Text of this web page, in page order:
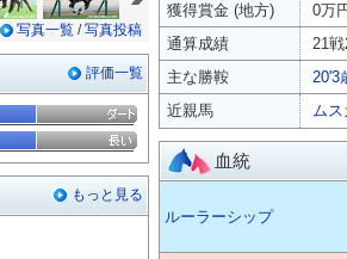
写真一覧 /写真投稿
評価一覧
もっと見る
獲得賞金 (地方)
0万
通算成績
21
主な勝鞍
20'3
近親馬
ムス
血統
ルーラーシップ